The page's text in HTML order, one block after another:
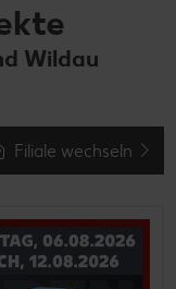
Wildau
Filiale wechseln